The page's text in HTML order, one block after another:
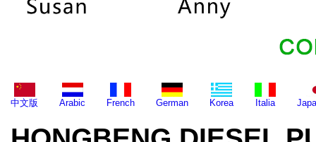
中文版 Arabic French German Korea Italia